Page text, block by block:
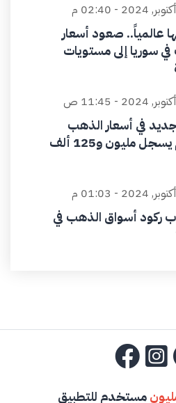
عالمياً.. صعود أسعار
سوريا إلى مستويات
جديد في أسعار الذهب
والغرام يسجل مليون و125 ألف
ركود أسواق الذهب في
مستخدم للتطبيق